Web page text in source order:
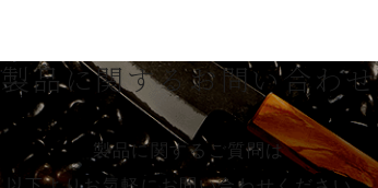
製品に関するお問い合わせ
製品に関するご質問は